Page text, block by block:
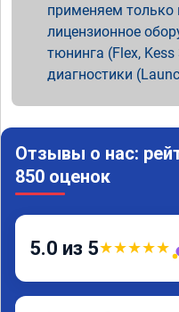
применяем только
лицензионное
тюнинга (Flex,
диагностики
Отзывы о нас:
850 оценок
5.0 из 5★★★★★